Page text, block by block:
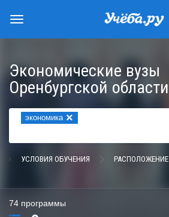
Экономические вузы
Оренбургской области
экономика ×
УСЛОВИЯ ОБУЧЕНИЯ РАСПОЛОЖЕНИЕ
74 программы